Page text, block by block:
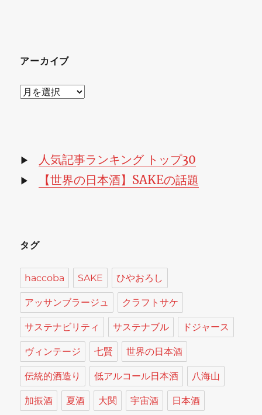
アーカイブ
ア
ブ
▶ 人気記事ランキング トップ30
▶ 【世界の日本酒】SAKEの話題
タグ
haccoba SAKE ひやおろし
アッサンブラージュ クラフトサケ
サステナビリティ サステナブル ドジャース
ヴィンテージ 七賢 世界の日本酒
伝統的酒造り 低アルコール日本酒 八海山
加振酒 夏酒 大関 宇宙酒 日本酒